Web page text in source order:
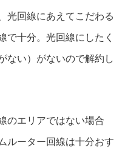
光回線にあえてこだわる
で十分。光回線にしたく
ない）がないので解約し
のエリアではない場合
ルーター回線は十分おす